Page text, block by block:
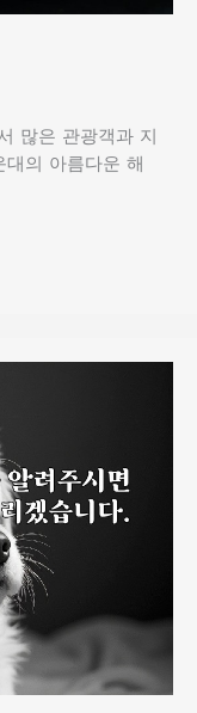
많은 관광객과 지
의 아름다운 해